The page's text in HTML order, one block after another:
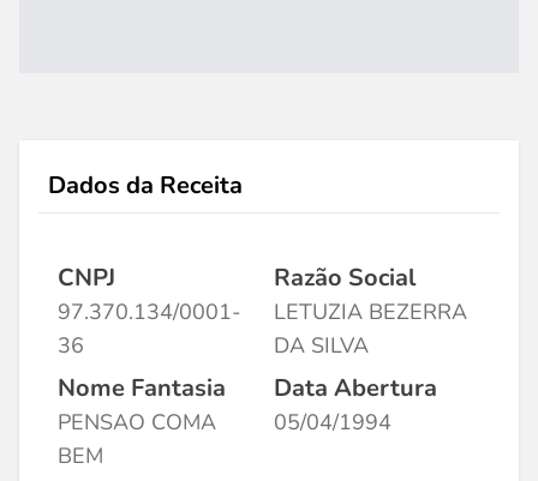
Dados da Receita
CNPJ
97.370.134/0001-
36
Razão Social
LETUZIA BEZERRA
DA SILVA
Nome Fantasia
PENSAO COMA
BEM
Data Abertura
05/04/1994